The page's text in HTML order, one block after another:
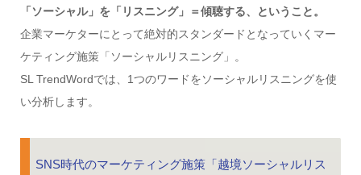
「ソーシャル」を「リスニング」＝傾聴する、ということ。
企業マーケターにとって絶対的スタンダードとなっていくマー
ケティング施策「ソーシャルリスニング」。
SL TrendWordでは、1つのワードをソーシャルリスニングを使
い分析します。
SNS時代のマーケティング施策「越境ソーシャルリス